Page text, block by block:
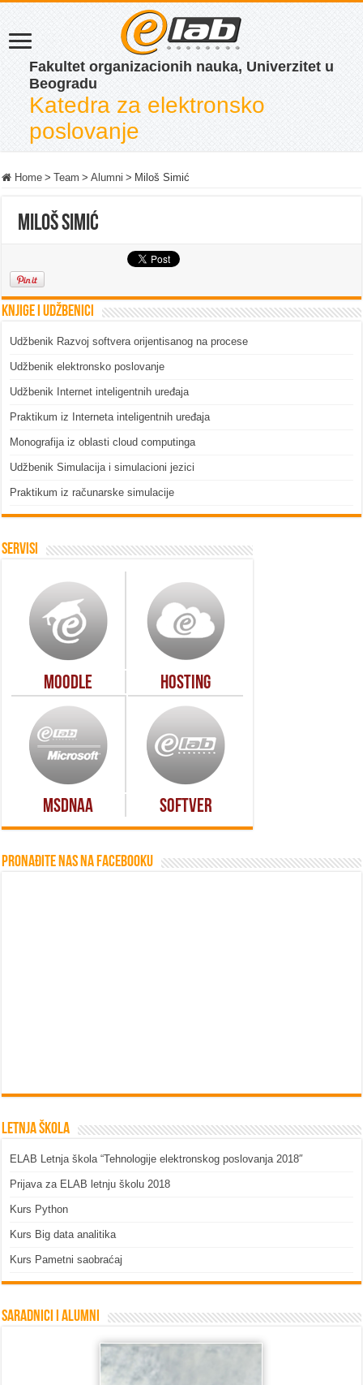
Fakultet organizacionih nauka, Univerzitet u
Beogradu
Katedra za elektronsko
poslovanje
Home > Team > Alumni > Miloš Simić
Miloš Simić
Knjige i udžbenici
Udžbenik Razvoj softvera orijentisanog na procese
Udžbenik elektronsko poslovanje
Udžbenik Internet inteligentnih uređaja
Praktikum iz Interneta inteligentnih uređaja
Monografija iz oblasti cloud computinga
Udžbenik Simulacija i simulacioni jezici
Praktikum iz računarske simulacije
Servisi
Moodle Hosting
MSDNAA Softver
Pronađite nas na Facebooku
Letnja škola
ELAB Letnja škola “Tehnologije elektronskog poslovanja 2018″
Prijava za ELAB letnju školu 2018
Kurs Python
Kurs Big data analitika
Kurs Pametni saobraćaj
Saradnici i Alumni